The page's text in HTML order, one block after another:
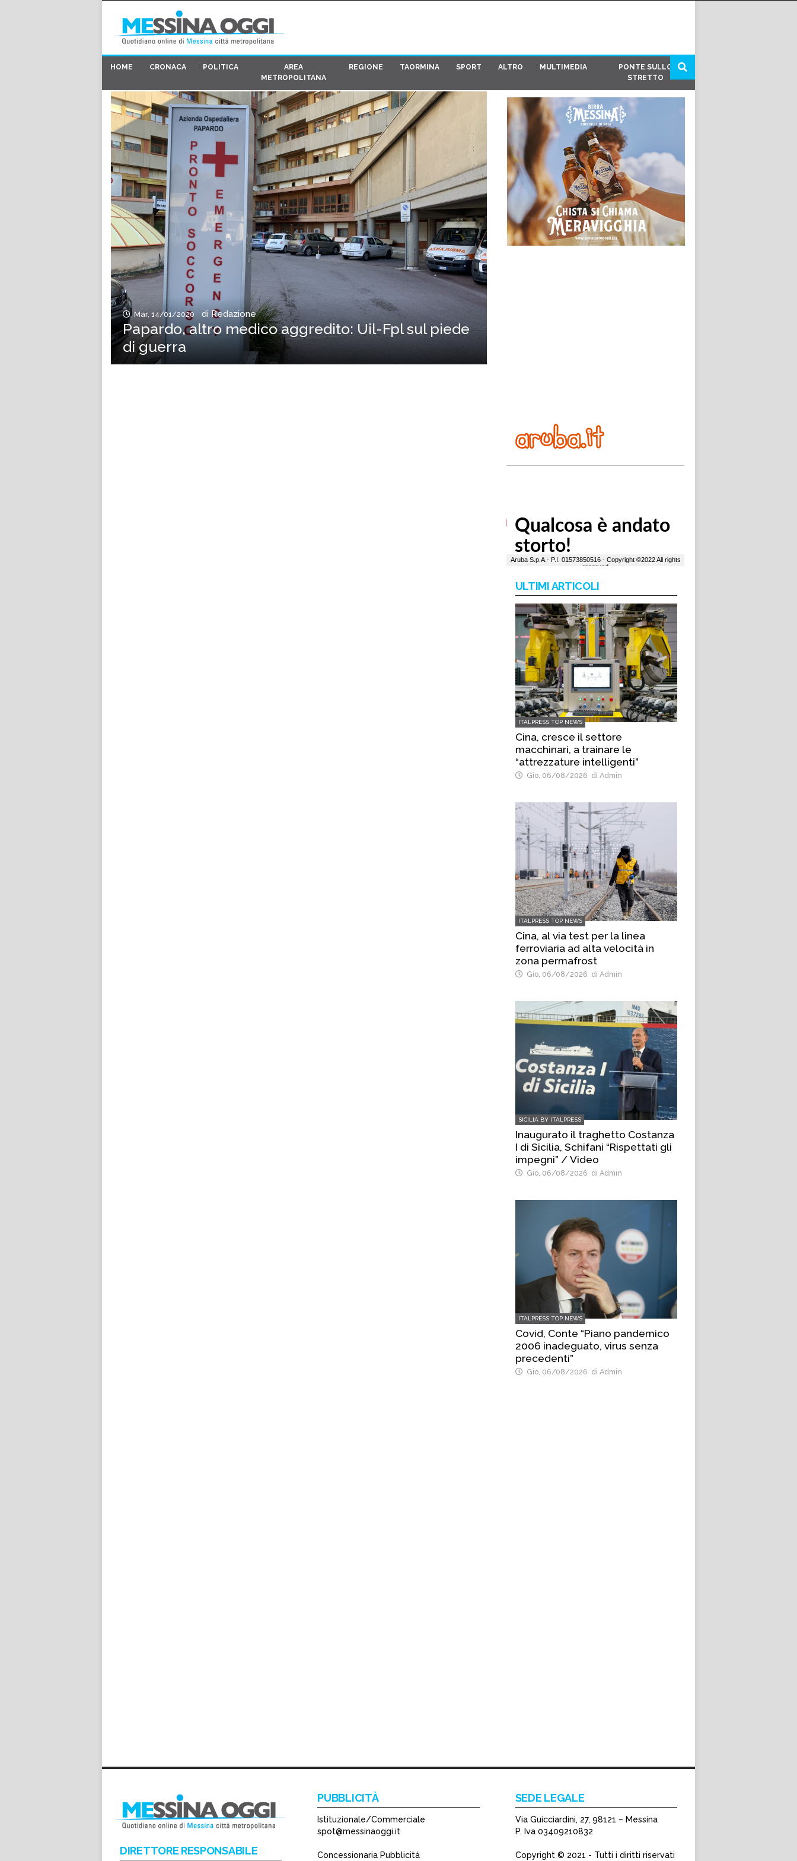
HOME CRONACA POLITICA
AREA
METROPOLITANA
REGIONE TAORMINA SPORT ALTRO MULTIMEDIA
PONTE SULLO
STRETTO
Mar, 14/01/2020 di Redazione
Papardo, altro medico aggredito: Uil-Fpl sul piede
di guerra
ULTIMI ARTICOLI
ITALPRESS TOP NEWS
Cina, cresce il settore
macchinari, a trainare le
“attrezzature intelligenti”
Gio, 06/08/2026 di Admin
ITALPRESS TOP NEWS
Cina, al via test per la linea
ferroviaria ad alta velocità in
zona permafrost
Gio, 06/08/2026 di Admin
SICILIA BY ITALPRESS
Inaugurato il traghetto Costanza
I di Sicilia, Schifani “Rispettati gli
impegni” / Video
Gio, 06/08/2026 di Admin
ITALPRESS TOP NEWS
Covid, Conte “Piano pandemico
2006 inadeguato, virus senza
precedenti”
Gio, 06/08/2026 di Admin
DIRETTORE RESPONSABILE
PUBBLICITÀ
Istituzionale/Commerciale
spot@messinaoggi.it
Concessionaria Pubblicità
SEDE LEGALE
Via Guicciardini, 27, 98121 – Messina
P. Iva 03409210832
Copyright © 2021 - Tutti i diritti riservati